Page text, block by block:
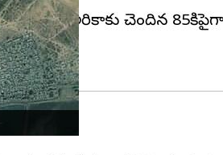
అమెరికాకు చెందిన